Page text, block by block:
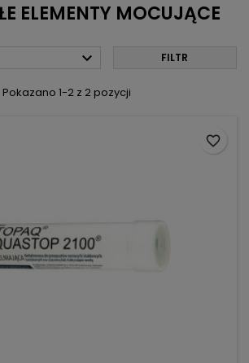
ELEMENTY MOCUJĄCE
 FILTR
Pokazano 1-2 z 2 pozycji
favorite_border